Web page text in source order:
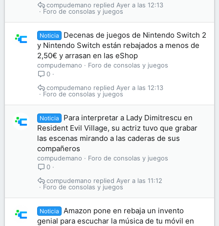
Foro de consolas y juegos
Ayer a las 12:13
compudemano
Noticia
Decenas de juegos de Nintendo Switch 2
y Nintendo Switch están rebajados a menos de
2,50€ y arrasan en las eShop
compudemano
Foro de consolas y juegos
0
Foro de consolas y juegos
Ayer a las 12:13
compudemano
Noticia
Para interpretar a Lady Dimitrescu en
Resident Evil Village, su actriz tuvo que grabar
las escenas mirando a las caderas de sus
compañeros
compudemano
Foro de consolas y juegos
0
Foro de consolas y juegos
Ayer a las 11:12
compudemano
Noticia
Amazon pone en rebaja un invento
genial para escuchar la música de tu móvil en